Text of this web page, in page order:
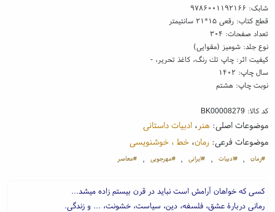
شابک: ۹۷۸۶۰۰۱۱۹۲۱۶۶
قطع کتاب: رقعی ۱۵*۲۱ سانتیمتر
تعداد صفحات: ۳۰۴
نوع جلد: شومیز (مقوایی)
کیفیت اثر: چاپ تك رنگ، کاغذ تحریر، -
سال چاپ: ۱۴۰۲
نوبت چاپ: هشتم
کد کالا: BK00008279
موضوعات اصلی:هنر ،ادبیات داستانی
موضوعات فرعی: رمان،خط ، خوشنویسی
#رمان ، #ادبیات ، #ایرانی ، #مهرجویی ، #معاصر
کسی که خواهان آرامش است نباید در قرن بیستم زاده میشد...
رمانی دربارۀ عشق، فلسفه، دین، سیاست، خشونت، ... و زندگی.